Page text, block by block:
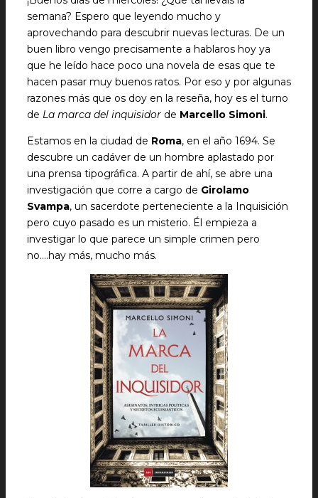
semana? Espero que leyendo mucho y
aprovechando para descubrir nuevas lecturas. De un
buen libro vengo precisamente a hablaros hoy ya
que he leído hace poco una novela de esas que te
hacen pasar muy buenos ratos. Por eso y por algunas
razones más que os doy en la reseña, hoy es el turno
de La marca del inquisidor de Marcello Simoni.
Estamos en la ciudad de Roma, en el año 1694. Se
descubre un cadáver de un hombre aplastado por
una prensa tipográfica. A partir de ahí, se abre una
investigación que corre a cargo de Girolamo
Svampa, un sacerdote perteneciente a la Inquisición
pero cuyo pasado es un misterio. Él empieza a
investigar lo que parece un simple crimen pero
no….hay más, mucho más.